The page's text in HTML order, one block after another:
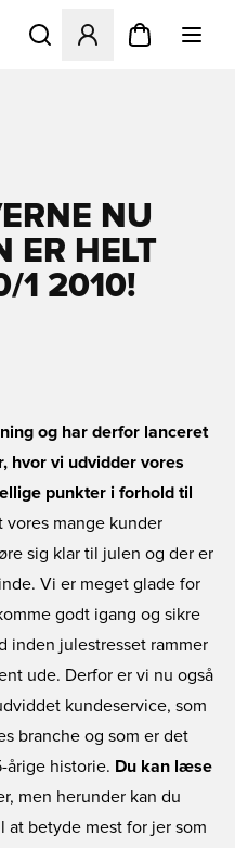
Åbner en Modal til at
NU 
ER HELT
1 2010!
og har derfor lanceret
hvor vi udvidder vores
punkter i forhold til
mange kunder
sig klar til julen og der er
Vi er meget glade for
godt igang og sikre
inden julestresset rammer
ude. Derfor er vi nu også
kundeservice, som
branche og som er det
årige historie. Du kan læse
men herunder kan du
at betyde mest for jer som